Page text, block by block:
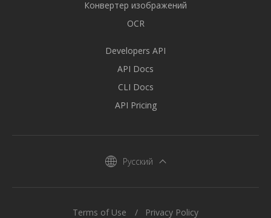
Конвертер изображений
OCR
Developers API
API Docs
CLI Docs
API Pricing
Русский
Terms of Use Privacy Policy